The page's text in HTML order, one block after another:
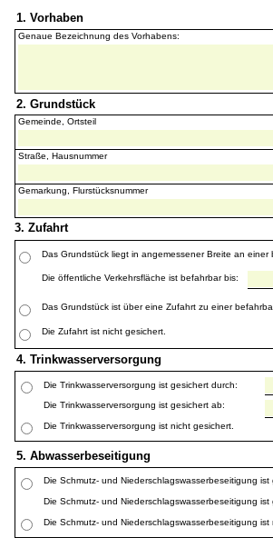
1. Vorhaben
Genaue Bezeichnung des Vorhabens:
2. Grundstück
Gemeinde, Ortsteil
Straße, Hausnummer
Gemarkung, Flurstücksnummer
3. Zufahrt
4. Trinkwasserversorgung
Die Trinkwasserversorgung ist gesichert durch:
Die Trinkwasserversorgung ist gesichert ab:
Das Grundstück liegt in angemessener Breite an
Das Grundstück ist über eine Zufahrt zu einer
Die Zufahrt ist nicht gesichert.
Die öffentliche Verkehrsfläche ist befahrbar bis:
Die Trinkwasserversorgung ist nicht gesichert.
5. Abwasserbeseitigung
Die Schmutz- und Niederschlagswasserbeseitigung ist
Die Schmutz- und Niederschlagswasserbeseitigung ist
Die Schmutz- und Niederschlagswasserbeseitigung ist